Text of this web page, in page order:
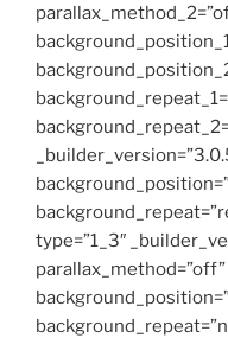
type=”1_3″
parallax_method=”off”